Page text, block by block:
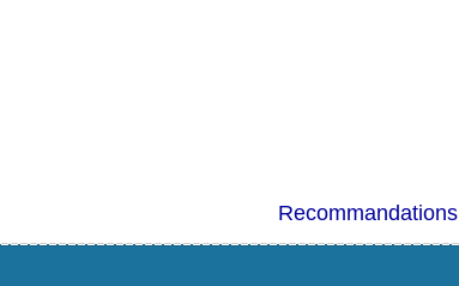
Recommandations